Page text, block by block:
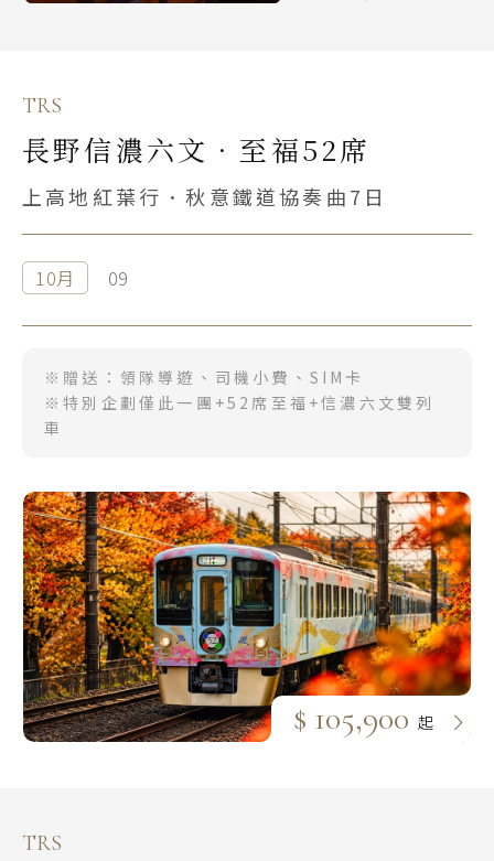
TRS
長野信濃六文．至福52席
上高地紅葉行．秋意鐵道協奏曲7日
10月 09
※贈送：領隊導遊、司機小費、SIM卡
※特別企劃僅此一團+52席至福+信濃六文雙列
車
$ 105,900 起
TRS